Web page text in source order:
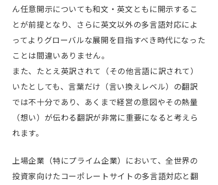
ん任意開示についても和文・英文ともに開示するこ
とが前提となり、さらに英文以外の多言語対応によ
ってよりグローバルな展開を目指すべき時代になった
ことは間違いありません。
また、たとえ英訳されて（その他言語に訳されて）
いたとしても、言葉だけ（言い換えレベル）の翻訳
では不十分であり、あくまで経営の意図やその熱量
（想い）が伝わる翻訳が非常に重要になると考えら
れます。
上場企業（特にプライム企業）において、全世界の
投資家向けたコーポレートサイトの多言語対応と翻